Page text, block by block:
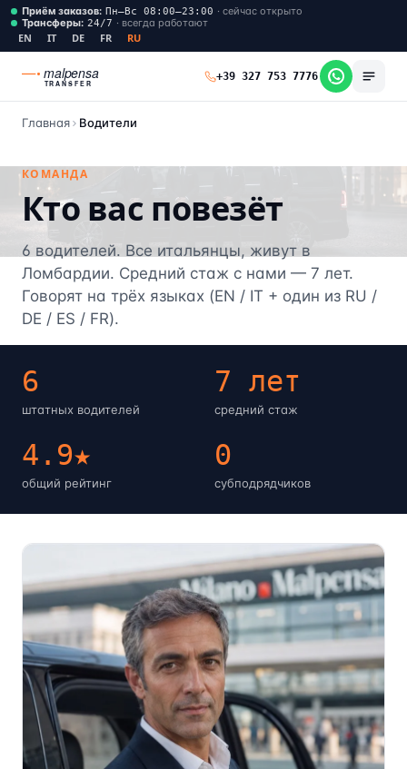
Приём заказов: Пн–Вс 08:00–23:00 · сейчас открыто
Трансферы: 24/7 · всегда работают
EN IT DE FR RU
malpensa
TRANSFER
+39 327 753 7776
Главная Водители
КОМАНДА
Кто вас повезёт
6 водителей. Все итальянцы, живут в
Ломбардии. Средний стаж с нами — 7 лет.
Говорят на трёх языках (EN / IT + один из RU /
DE / ES / FR).
6
штатных водителей
7 лет
средний стаж
4.9★
общий рейтинг
0
субподрядчиков